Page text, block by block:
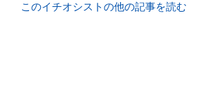
的に稼ぐ！』（翔泳社刊） ほか著書多
このイチオシストの他の記事を読む